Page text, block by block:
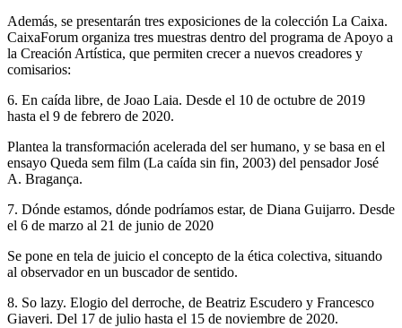
Además, se presentarán tres exposiciones de la colección La Caixa.
CaixaForum organiza tres muestras dentro del programa de Apoyo a
la Creación Artística, que permiten crecer a nuevos creadores y
comisarios:
6. En caída libre, de Joao Laia. Desde el 10 de octubre de 2019
hasta el 9 de febrero de 2020.
Plantea la transformación acelerada del ser humano, y se basa en el
ensayo Queda sem film (La caída sin fin, 2003) del pensador José
A. Bragança.
7. Dónde estamos, dónde podríamos estar, de Diana Guijarro. Desde
el 6 de marzo al 21 de junio de 2020
Se pone en tela de juicio el concepto de la ética colectiva, situando
al observador en un buscador de sentido.
8. So lazy. Elogio del derroche, de Beatriz Escudero y Francesco
Giaveri. Del 17 de julio hasta el 15 de noviembre de 2020.